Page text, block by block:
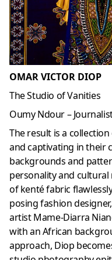
OMAR VICTOR DIOP
The Studio of Vanities
Oumy Ndour –
The result is a
and captivating in their
backgrounds and
personality and
of kenté fabric
posing fashion
artist Mame-Diarra
with an African
approach, Diop